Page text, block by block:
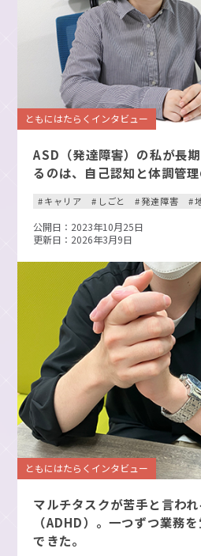
ともにはたらくインタビュー
ASD（発達障害）の私が長
るのは、自己認知と体調管
キャリア しごと 発達障害
公開日：2023年10月25日
更新日：2026年3月9日
ともにはたらくインタビュー
マルチタスクが苦手と言わ
（ADHD）。一つずつ業務
できた。